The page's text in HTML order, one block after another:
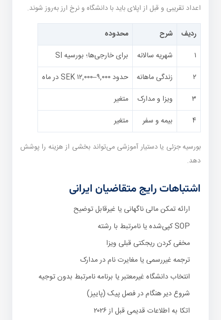
اعداد تقریبی و قبل از اپلای باید با دانشگاه و نرخ ارز به‌روز شوند.
ردیف شرح
محدوده
۱
شهریه سالانه
برای خارجی‌ها؛ بورسیه SI
۲
زندگی ماهانه
حدود ۹,۰۰۰–۱۲,۰۰۰ SEK در ماه
۳
ویزا و مدارک
متغیر
۴
بیمه و سفر متغیر
بورسیه جزئی یا دستیار آموزشی می‌تواند بخشی از هزینه را پوشش
دهد.
اشتباهات رایج متقاضیان ایرانی
ارائه تمکن مالی ناگهانی یا غیرقابل توضیح
SOP کپی‌شده یا نامرتبط با رشته
مخفی کردن ریجکتی قبلی ویزا
ترجمه غیررسمی یا مغایرت نام در مدارک
انتخاب دانشگاه غیرمعتبر یا برنامه نامرتبط بدون توجیه
شروع دیر هنگام در فصل پیک (پاییز)
اتکا به اطلاعات قدیمی قبل از ۲۰۲۶